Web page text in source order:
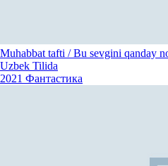
Muhabbat tafti / Bu sevgini qanday
Uzbek Tilida
2021 Фантастика